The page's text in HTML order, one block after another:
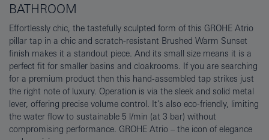
BATHROOM
Effortlessly chic, the tastefully sculpted form of this GROHE Atrio
pillar tap in a chic and scratch-resistant Brushed Warm Sunset
finish makes it a standout piece. And its small size means it is a
perfect fit for smaller basins and cloakrooms. If you are searching
for a premium product then this hand-assembled tap strikes just
the right note of luxury. Operation is via the sleek and solid metal
lever, offering precise volume control. It's also eco-friendly, limiting
the water flow to sustainable 5 l/min (at 3 bar) without
compromising performance. GROHE Atrio – the icon of elegance